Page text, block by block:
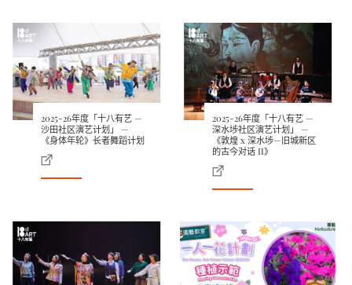
2025-26年度「十八有艺 —
沙田社区演艺计划」 —
《身体年轮》长者舞蹈计划
2025-26年度「十八有艺 —
深水埗社区演艺计划」 —
《敦煌 x 深水埗—旧城新区
的古今对话 II》